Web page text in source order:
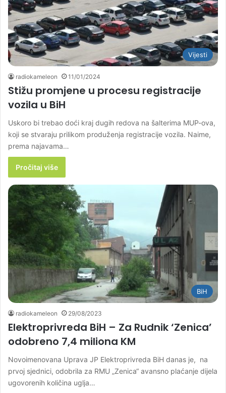
Vijesti
radiokameleon 11/01/2024
Stižu promjene u procesu registracije
vozila u BiH
Uskoro bi trebao doći kraj dugih redova na šalterima MUP-ova,
koji se stvaraju prilikom produženja registracije vozila. Naime,
prema najavama…
Pročitaj više
BiH
radiokameleon 29/08/2023
Elektroprivreda BiH – Za Rudnik ‘Zenica’
odobreno 7,4 miliona KM
Novoimenovana Uprava JP Elektroprivreda BiH danas je, na
prvoj sjednici, odobrila za RMU „Zenica“ avansno plaćanje dijela
ugovorenih količina uglja…